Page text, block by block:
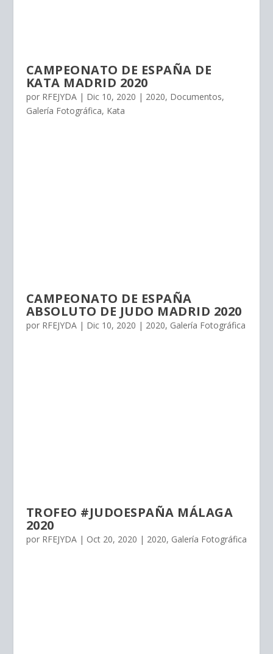
CAMPEONATO DE ESPAÑA DE
KATA MADRID 2020
por RFEJYDA| Dic 10, 2020 | 2020, Documentos,
Galería Fotográfica, Kata
CAMPEONATO DE ESPAÑA
ABSOLUTO DE JUDO MADRID 2020
por RFEJYDA| Dic 10, 2020 | 2020, Galería Fotográfica
TROFEO #JUDOESPAÑA MÁLAGA
2020
por RFEJYDA| Oct 20, 2020 | 2020, Galería Fotográfica